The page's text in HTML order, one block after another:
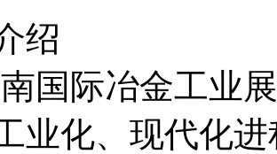
绍
国际冶金工业
业化、现代化